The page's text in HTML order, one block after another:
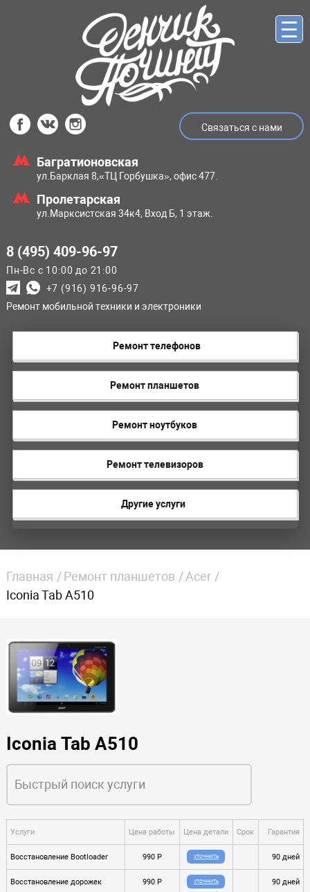
Связаться с нами
Багратионовская
ул.Барклая 8,«ТЦ Горбушка», офис 477.
Пролетарская
ул.Марксистская 34к4, Вход Б, 1 этаж.
8 (495) 409-96-97
Пн-Вс с 10:00 до 21:00
+7 (916) 916-96-97
Ремонт мобильной техники и электроники
Ремонт телефонов
Ремонт планшетов
Ремонт ноутбуков
Ремонт телевизоров
Другие услуги
Главная Ремонт планшетов
Acer
Iconia Tab A510
Iconia Tab A510
Услуги Цена работы Цена детали Срок Гарантия
Восстановление Bootloader 990 P УТОЧНИТЬ 90 дней
Восстановление дорожек 990 P УТОЧНИТЬ 90 дней